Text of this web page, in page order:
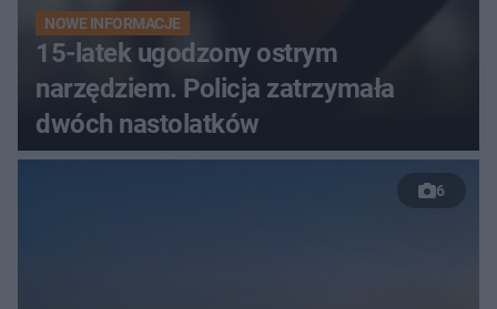
NOWE INFORMACJE
15-latek ugodzony ostrym
narzędziem. Policja zatrzymała
dwóch nastolatków
6